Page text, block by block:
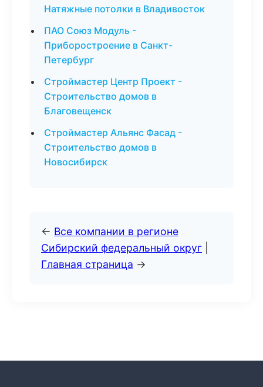
Натяжные потолки в Владивосток
ПАО Союз Модуль -
Приборостроение в Санкт-
Петербург
Строймастер Центр Проект -
Строительство домов в
Благовещенск
Строймастер Альянс Фасад -
Строительство домов в
Новосибирск
← Все компании в регионе
Сибирский федеральный округ
Главная страница →